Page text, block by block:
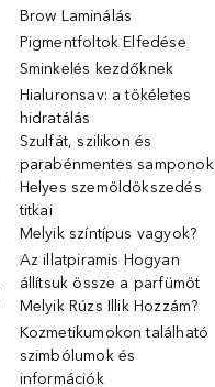
Brow Laminálás
Pigmentfoltok Elfedése
Sminkelés kezdőknek
Hialuronsav: a tökéletes
hidratálás
Szulfát, szilikon és
parabénmentes samponok
Helyes szemöldökszedés
titkai
Melyik színtípus vagyok?
Az illatpiramis Hogyan
állítsuk össze a parfümöt
Melyik Rúzs Illik Hozzám?
Kozmetikumokon található
szimbólumok és
információk